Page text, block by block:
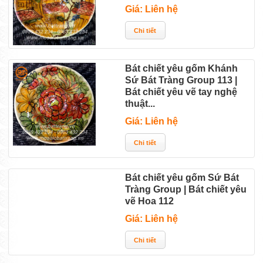
Giá: Liên hệ
Bát chiết yêu gốm Khánh
Sứ Bát Tràng Group 113 |
Bát chiết yêu vẽ tay nghệ
thuật...
Giá: Liên hệ
Bát chiết yêu gốm Sứ Bát
Tràng Group | Bát chiết yêu
vẽ Hoa 112
Giá: Liên hệ